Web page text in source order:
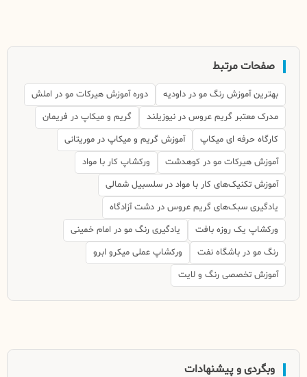
صفحات مرتبط
بهترین آموزش رنگ مو در داودیه
دوره آموزش هیرکات مو در املش
مدرک معتبر گریم عروس در نیوزیلند
گریم و میکاپ در فریمان
کارگاه حرفه ای میکاپ
آموزش گریم و میکاپ در موریتانی
آموزش هیرکات مو در کوهدشت
ورکشاپ کار با مواد
آموزش تکنیک‌های کار با مواد در سلسبیل شمالی
یادگیری سبک‌های گریم عروس در دشت آزادگاه
ورکشاپ یک روزه بافت
یادگیری رنگ مو در امام خمینی
رنگ مو در باشگاه نفت
ورکشاپ عملی میکرو ابرو
آموزش تخصصی رنگ و لایت
وبگردی و پیشنهادات